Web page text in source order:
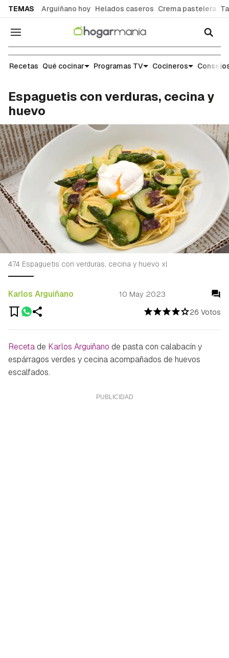
TEMAS Arguiñano hoy Helados caseros Crema pastelera
Navegación
Recetas
Recetas Qué cocinar Programas TV Cocineros
Espaguetis con verduras, cecina y
huevo
26 Votos
Karlos Arguiñano 10 May 2023
474 Espaguetis con verduras, cecina y huevo xl
Recetade Karlos Arguiñano de pasta con calabacín y
espárragos verdes y cecina acompañados de huevos
escalfados.